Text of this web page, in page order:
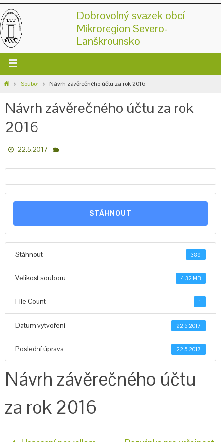
Dobrovolný svazek obcí
Mikroregion Severo-
Lanškrounsko
Soubor Návrh závěrečného účtu za rok 2016
Návrh závěrečného účtu za rok
2016
22.5.2017
STÁHNOUT
Stáhnout 389
Velikost souboru 4.32 MB
File Count 1
Datum vytvoření 22.5.2017
Poslední úprava 22.5.2017
Návrh závěrečného účtu
za rok 2016